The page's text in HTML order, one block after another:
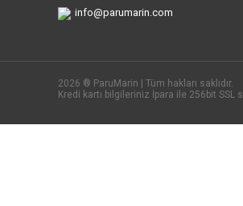
info@parumarin.com
2026 ® ParuMarin | Tüm hakları saklıdır.
Kredi kartı bilgileriniz İpara ile 256bit SSL